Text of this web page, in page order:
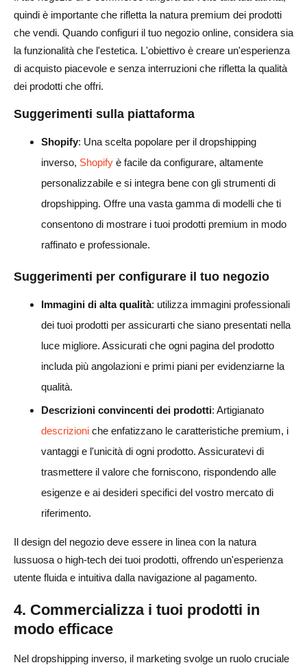
quindi è importante che rifletta la natura premium dei prodotti
che vendi. Quando configuri il tuo negozio online, considera sia
la funzionalità che l'estetica. L'obiettivo è creare un'esperienza
di acquisto piacevole e senza interruzioni che rifletta la qualità
dei prodotti che offri.
Suggerimenti sulla piattaforma
Shopify: Una scelta popolare per il dropshipping
inverso, Shopify è facile da configurare, altamente
personalizzabile e si integra bene con gli strumenti di
dropshipping. Offre una vasta gamma di modelli che ti
consentono di mostrare i tuoi prodotti premium in modo
raffinato e professionale.
Suggerimenti per configurare il tuo negozio
Immagini di alta qualità: utilizza immagini professionali
dei tuoi prodotti per assicurarti che siano presentati nella
luce migliore. Assicurati che ogni pagina del prodotto
includa più angolazioni e primi piani per evidenziarne la
qualità.
Descrizioni convincenti dei prodotti: Artigianato
descrizioni che enfatizzano le caratteristiche premium, i
vantaggi e l'unicità di ogni prodotto. Assicuratevi di
trasmettere il valore che forniscono, rispondendo alle
esigenze e ai desideri specifici del vostro mercato di
riferimento.
Il design del negozio deve essere in linea con la natura
lussuosa o high-tech dei tuoi prodotti, offrendo un'esperienza
utente fluida e intuitiva dalla navigazione al pagamento.
4. Commercializza i tuoi prodotti in
modo efficace
Nel dropshipping inverso, il marketing svolge un ruolo cruciale